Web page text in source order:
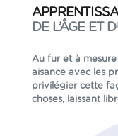
DE L’ÂGE ET
Au fur et à
aisance avec les
privilégier cette
choses, laissant